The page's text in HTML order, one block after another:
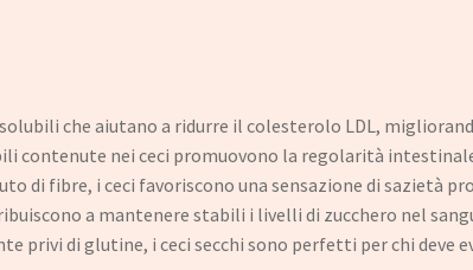
che aiutano a ridurre il colesterolo LDL,
contenute nei ceci promuovono la regolarità
di fibre, i ceci favoriscono una sensazione di sazietà
a mantenere stabili i livelli di zucchero nel
privi di glutine, i ceci secchi sono perfetti per chi deve